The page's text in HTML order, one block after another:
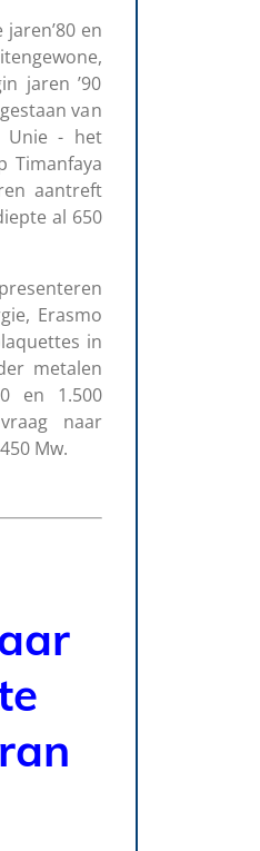
en
jaren ’90
van
Unie - het
Timanfaya
aantreft
al 650
Erasmo
in
metalen
en 1.500
naar
Mw.